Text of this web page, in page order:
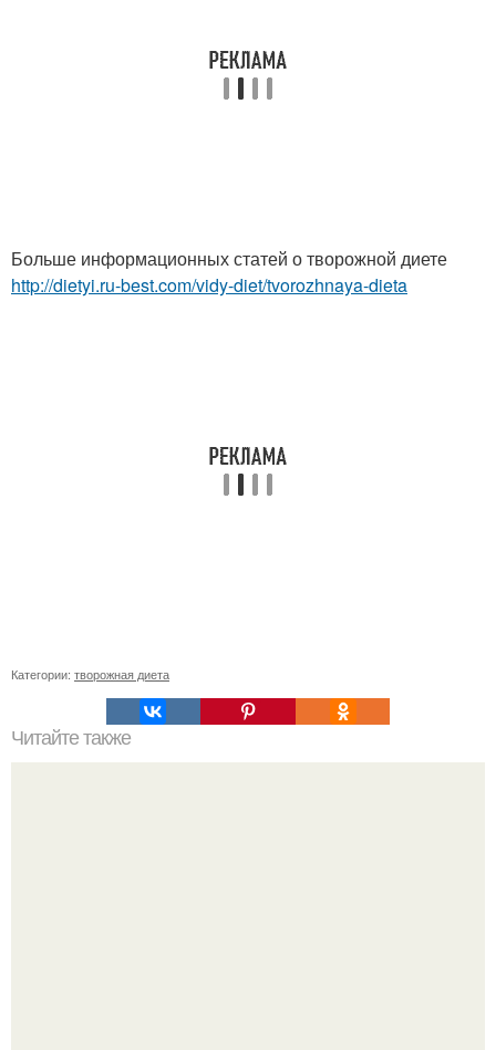
Больше информационных статей о творожной диете
http://dietyi.ru-best.com/vidy-diet/tvorozhnaya-dieta
Категории: творожная диета
Читайте также